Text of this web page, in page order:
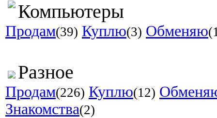
Компьютеры
Продам(39) Куплю(3) Обменяю
Разное
Продам(226) Куплю(12)
Знакомства(2)